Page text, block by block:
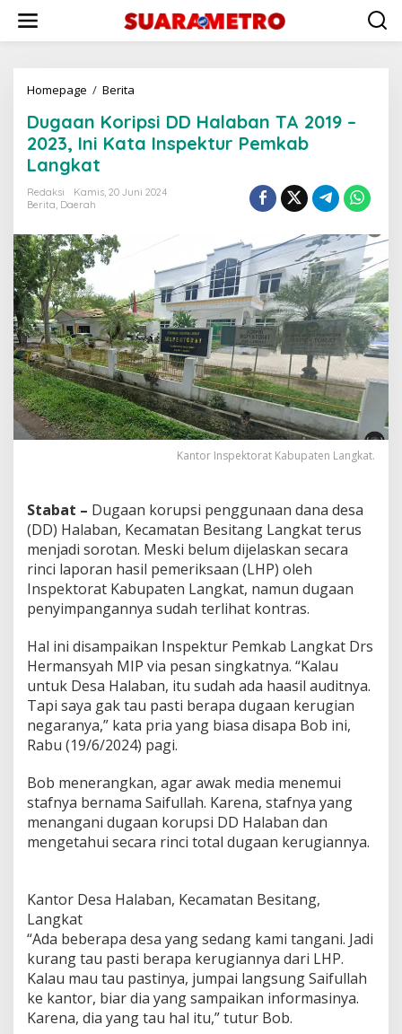
konten
Homepage / Berita
DD
Halaban
TA
Pemkab
Langkat
Dugaan Koripsi DD Halaban TA 2019 –
2023, Ini Kata Inspektur Pemkab
Langkat
Redaksi
Kamis, 20 Juni 2024
Berita, Daerah
Kantor Inspektorat Kabupaten Langkat.
Stabat – Dugaan korupsi penggunaan dana desa
(DD) Halaban, Kecamatan Besitang Langkat terus
menjadi sorotan. Meski belum dijelaskan secara
rinci laporan hasil pemeriksaan (LHP) oleh
Inspektorat Kabupaten Langkat, namun dugaan
penyimpangannya sudah terlihat kontras.
Hal ini disampaikan Inspektur Pemkab Langkat Drs
Hermansyah MIP via pesan singkatnya. “Kalau
untuk Desa Halaban, itu sudah ada haasil auditnya.
Tapi saya gak tau pasti berapa dugaan kerugian
negaranya,” kata pria yang biasa disapa Bob ini,
Rabu (19/6/2024) pagi.
Bob menerangkan, agar awak media menemui
stafnya bernama Saifullah. Karena, stafnya yang
menangani dugaan korupsi DD Halaban dan
mengetahui secara rinci total dugaan kerugiannya.
Kantor Desa Halaban, Kecamatan Besitang,
Langkat
“Ada beberapa desa yang sedang kami tangani. Jadi
kurang tau pasti berapa kerugiannya dari LHP.
Kalau mau tau pastinya, jumpai langsung Saifullah
ke kantor, biar dia yang sampaikan informasinya.
Karena, dia yang tau hal itu,” tutur Bob.